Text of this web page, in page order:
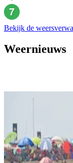
Bekijk de
Weernieuws